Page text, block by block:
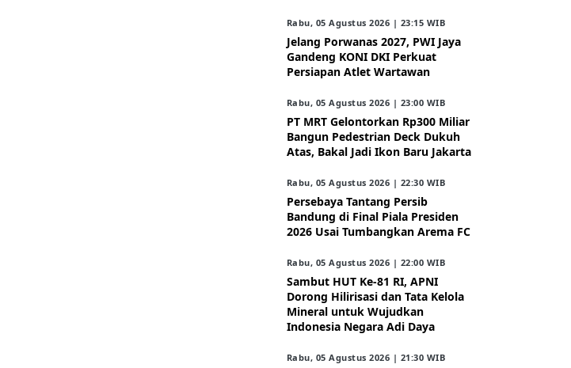
Rabu, 05 Agustus 2026 | 23:15 WIB
Jelang Porwanas 2027, PWI Jaya
Gandeng KONI DKI Perkuat
Persiapan Atlet Wartawan
Rabu, 05 Agustus 2026 | 23:00 WIB
PT MRT Gelontorkan Rp300 Miliar
Bangun Pedestrian Deck Dukuh
Atas, Bakal Jadi Ikon Baru Jakarta
Rabu, 05 Agustus 2026 | 22:30 WIB
Persebaya Tantang Persib
Bandung di Final Piala Presiden
2026 Usai Tumbangkan Arema FC
Rabu, 05 Agustus 2026 | 22:00 WIB
Sambut HUT Ke-81 RI, APNI
Dorong Hilirisasi dan Tata Kelola
Mineral untuk Wujudkan
Indonesia Negara Adi Daya
Rabu, 05 Agustus 2026 | 21:30 WIB